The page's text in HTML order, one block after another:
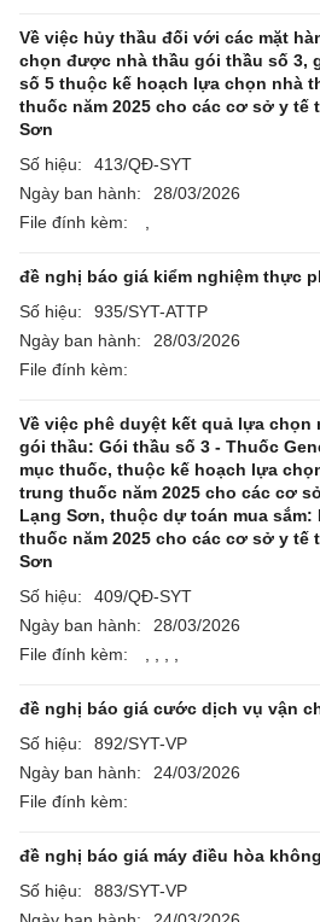
Về việc hủy thầu đối với các mặt
chọn được nhà thầu gói thầu số 3,
số 5 thuộc kế hoạch lựa chọn nhà
thuốc năm 2025 cho các cơ sở y tế
Sơn
Số hiệu:
413/QĐ-SYT
Ngày ban hành:
28/03/2026
File đính kèm:
đề nghị báo giá kiểm nghiệm thực
Số hiệu:
935/SYT-ATTP
Ngày ban hành:
28/03/2026
File đính kèm:
Về việc phê duyệt kết quả lựa chọn
gói thầu: Gói thầu số 3 - Thuốc
mục thuốc, thuộc kế hoạch lựa
trung thuốc năm 2025 cho các cơ
Lạng Sơn, thuộc dự toán mua sắm:
thuốc năm 2025 cho các cơ sở y tế
Sơn
Số hiệu:
409/QĐ-SYT
Ngày ban hành:
28/03/2026
File đính kèm:
đề nghị báo giá cước dịch vụ vận
Số hiệu:
892/SYT-VP
Ngày ban hành:
24/03/2026
File đính kèm:
đề nghị báo giá máy điều hòa
Số hiệu:
883/SYT-VP